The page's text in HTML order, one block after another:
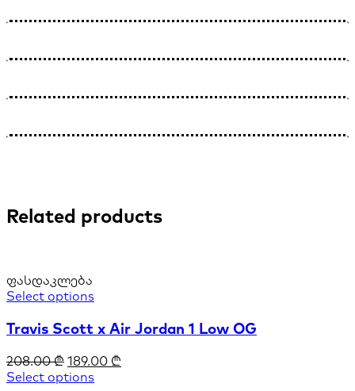
Related products
ფასდაკლება
Select options
Travis Scott x Air Jordan 1 Low OG
208.00₾ 189.00 ₾
Select options